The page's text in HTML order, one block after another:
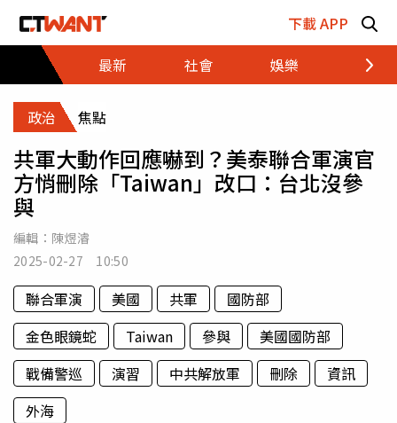
下載 APP
最新
社會 娛樂 財經
政治 焦點
共軍大動作回應嚇到？美泰聯合軍演官
方悄刪除「Taiwan」改口：台北沒參
與
編輯： 陳煜濬
2025-02-27 10:50
聯合軍演 美國 共軍
國防部
金色眼鏡蛇
Taiwan 參與
美國國防部
戰備警巡
演習 中共解放軍 刪除
資訊
外海